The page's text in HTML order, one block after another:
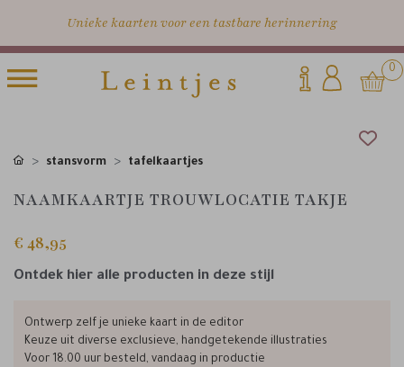
Unieke kaarten voor een tastbare herinnering
0
stansvorm tafelkaartjes
NAAMKAARTJE TROUWLOCATIE TAKJE
€ 48,95
Ontdek hier alle producten in deze stijl
Ontwerp zelf je unieke kaart in de editor
Keuze uit diverse exclusieve, handgetekende illustraties
Voor 18.00 uur besteld, vandaag in productie